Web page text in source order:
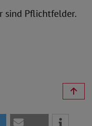
sind Pflichtfelder.